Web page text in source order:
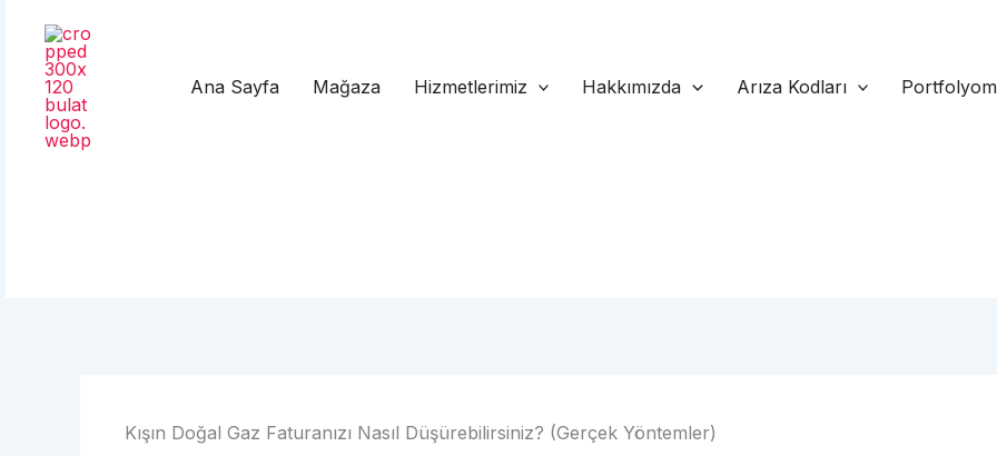
Ana Sayfa Mağaza Hizmetlerimiz Hakkımızda Arıza Kodları
Kışın Doğal Gaz Faturanızı Nasıl Düşürebilirsiniz? (Gerçek Yöntemler)